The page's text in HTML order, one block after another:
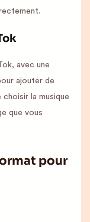
avec une
ajouter de
choisir la musique
que vous
pour